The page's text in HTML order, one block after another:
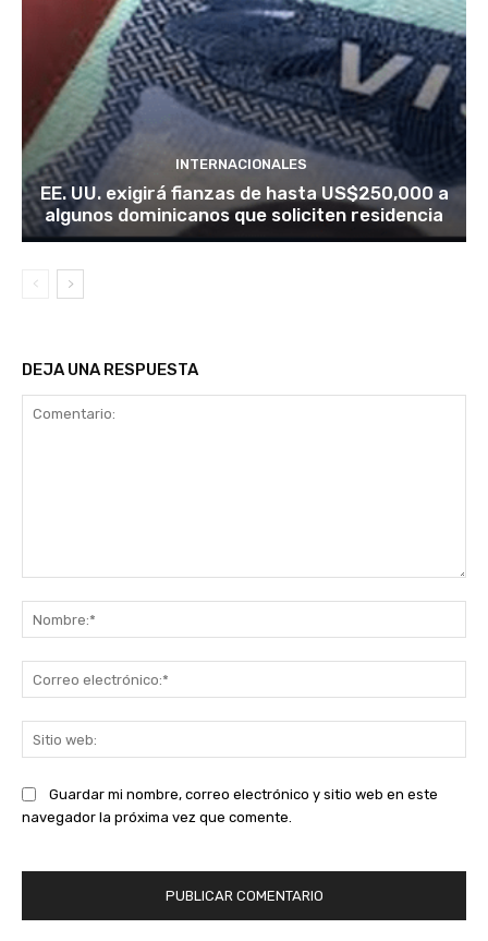
INTERNACIONALES
EE. UU. exigirá fianzas de hasta US$250,000 a
algunos dominicanos que soliciten residencia
DEJA UNA RESPUESTA
Guardar mi nombre, correo electrónico y sitio web en este
navegador la próxima vez que comente.